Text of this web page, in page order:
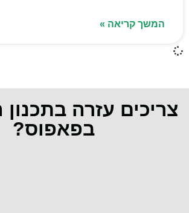
המשך קריאה »
צריכים עזרה
בפאפוס?